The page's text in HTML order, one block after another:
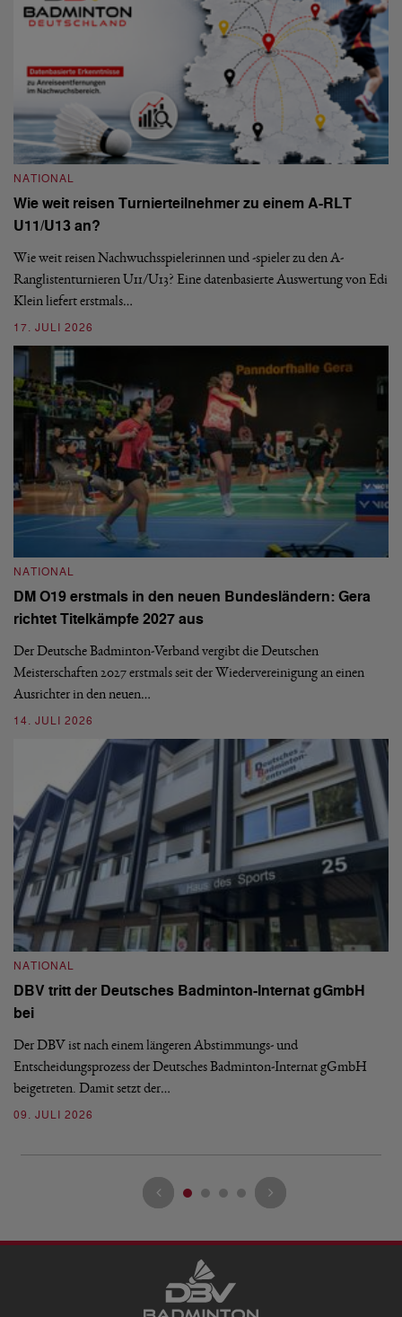
NATIONAL
Wie weit reisen Turnierteilnehmer zu einem A-RLT
U11/U13 an?
Wie weit reisen Nachwuchsspielerinnen und -spieler zu den A-
Ranglistenturnieren U11/U13? Eine datenbasierte Auswertung von Edi
Klein liefert erstmals…
17. JULI 2026
NATIONAL
DM O19 erstmals in den neuen Bundesländern: Gera
richtet Titelkämpfe 2027 aus
Der Deutsche Badminton-Verband vergibt die Deutschen
Meisterschaften 2027 erstmals seit der Wiedervereinigung an einen
Ausrichter in den neuen…
14. JULI 2026
NATIONAL
DBV tritt der Deutsches Badminton-Internat gGmbH
bei
Der DBV ist nach einem längeren Abstimmungs- und
Entscheidungsprozess der Deutsches Badminton-Internat gGmbH
beigetreten. Damit setzt der…
09. JULI 2026